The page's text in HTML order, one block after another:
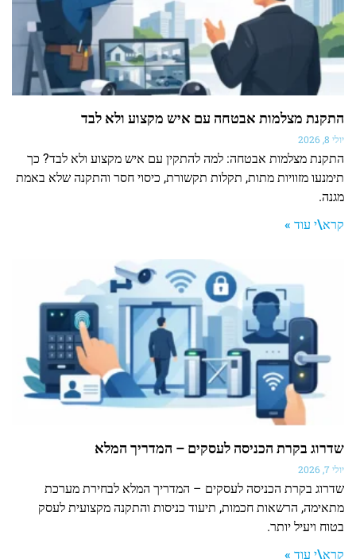
התקנת מצלמות אבטחה עם איש מקצוע ולא לבד
יולי 8, 2026
התקנת מצלמות אבטחה: למה להתקין עם איש מקצוע ולא לבד? כך
תימנעו מזוויות מתות, תקלות תקשורת, כיסוי חסר והתקנה שלא באמת
מגנה.
קרא\י עוד »
שדרוג בקרת הכניסה לעסקים – המדריך המלא
יולי 7, 2026
שדרוג בקרת הכניסה לעסקים – המדריך המלא לבחירת מערכת
מתאימה, הרשאות חכמות, תיעוד כניסות והתקנה מקצועית לעסק
בטוח ויעיל יותר.
קרא\י עוד »